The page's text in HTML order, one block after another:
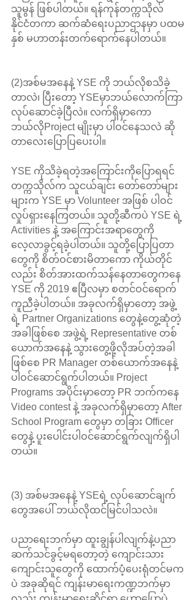
သူမွန် ဖြစ်ပါတယ်။ ရန်ကုန်တက္ကသိုလ်
နိုင်ငံတကာ ဆက်ဆံရေးပညာဌာနမှာ ပထမ
နှစ် မဟာတန်းတက်ရောက်နေပါတယ်။
(2)အစ်မအနေနဲ့ YSE ကို ဘယ်လိုစသိခဲ့
တာလဲ၊ ပြီးတော့ YSEမှာဘယ်လောက်ကြာ
လုပ်ဆောင်ခဲ့ပြီလဲ။ လက်ရှိမှာကော
ဘယ်လိုProject မျိုးမှာ ပါဝင်နေသလဲ ဆို
တာလေးပြောပြပေးပါ။
YSE ကိုသိခဲ့ရတဲ့အကြောင်းကိုပြောရရင်
တက္ကသိုလ်က သူငယ်ချင်း တော်တော်များ
များက YSE မှာ Volunteer အဖြစ် ပါဝင်
လှုပ်ရှားနေကြတယ်။ သူတို့ဆီကပဲ YSE ရဲ့
Activities နဲ့ အကြောင်းအရာတွေကို
လေ့လာခွင့်ရခဲ့ပါတယ်။ သူတို့ပြောပြတာ
တွေကို စိတ်ဝင်စားမိတာကော ကိုယ်တိုင်
လည်း စိတ်အားထက်သန်နေတာတွေကနေ
YSE ကို 2019 ဧပြီလမှာ စတင်ဝင်ရောက်
ကူညီခဲ့ပါတယ်။ အခုလက်ရှိမှာတော့ အဖွဲ့
ရဲ့ Partner Organizations တွေနဲ့တွေ့ဆုံတဲ့
အခါဖြစ်စေ အဖွဲ့ရဲ့ Representative တစ်
ယောက်အနေနဲ့ သွားတွေ့ဖို့လိုအပ်တဲ့အခါ
ဖြစ်စေ PR Manager တစ်ယောက်အနေနဲ့
ပါဝင်ဆောင်ရွက်ပါတယ်။ Project
Programs အပိုင်းမှာတော့ PR ဘက်ကနေ
Video contest နဲ့ အခုလက်ရှိမှာတော့ After
School Program တွေမှာ တခြား Officer
တွေနဲ့ ပူးပေါင်းပါဝင်ဆောင်ရွက်လျက်ရှိပါ
တယ်။
(3) အစ်မအနေနဲ့ YSEရဲ့ လုပ်ဆောင်ချက်
တွေအပေါ် ဘယ်လိုထင်မြင်ပါသလဲ။
ပညာရေးဘက်မှာ ထူးချွန်ပါလျက်နဲ့ပညာ
ဆက်သင်ခွင့်မရတော့တဲ့ ကျောင်းသား
ကျောင်းသူတွေကို ထောက်ပံ့ပေးရုံတင်မက
ပဲ အခုဆိုရင် ကျန်းမာရေးကဏ္ဍဘက်မှာ